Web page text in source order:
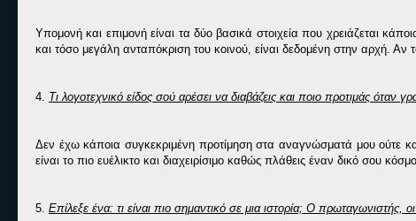
Υπομονή και επιμονή είναι τα δύο βασικά στοιχεία που χρειάζεται
και τόσο μεγάλη ανταπόκριση του κοινού, είναι δεδομένη στην αρχή.
4. Τι λογοτεχνικό είδος σού αρέσει να διαβάζεις και ποιο προτιμάς όταν
Δεν έχω κάποια συγκεκριμένη προτίμηση στα αναγνώσματά μου ούτε
είναι το πιο ευέλικτο και διαχειρίσιμο καθώς πλάθεις έναν δικό σου
5. Επίλεξε ένα: τι είναι πιο σημαντικό σε μια ιστορία; Ο πρωταγωνιστής,